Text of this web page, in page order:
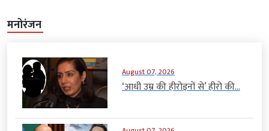
मनोरंजन
August 07, 2026
‘आधी उम्र की हीरोइनों से’ हीरो की...